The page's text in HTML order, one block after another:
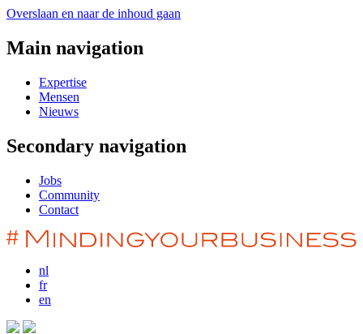
Overslaan en naar de inhoud gaan
Main navigation
Expertise
Mensen
Nieuws
Secondary navigation
Jobs
Community
Contact
nl
fr
en